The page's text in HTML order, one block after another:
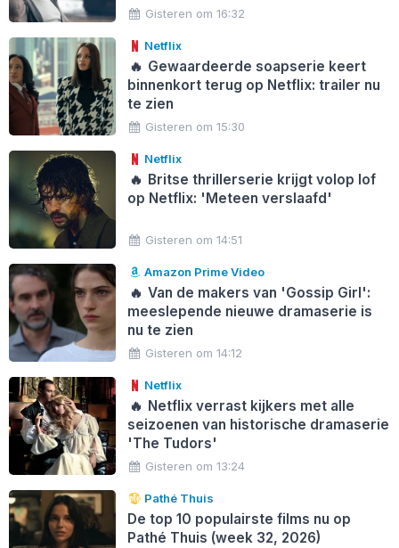
Gisteren om 16:32
Netflix
🔥 Gewaardeerde soapserie keert
binnenkort terug op Netflix: trailer nu
te zien
Gisteren om 15:30
Netflix
🔥 Britse thrillerserie krijgt volop lof
op Netflix: 'Meteen verslaafd'
Gisteren om 14:51
Amazon Prime Video
🔥 Van de makers van 'Gossip Girl':
meeslepende nieuwe dramaserie is
nu te zien
Gisteren om 14:12
Netflix
🔥 Netflix verrast kijkers met alle
seizoenen van historische dramaserie
'The Tudors'
Gisteren om 13:24
Pathé Thuis
De top 10 populairste films nu op
Pathé Thuis (week 32, 2026)